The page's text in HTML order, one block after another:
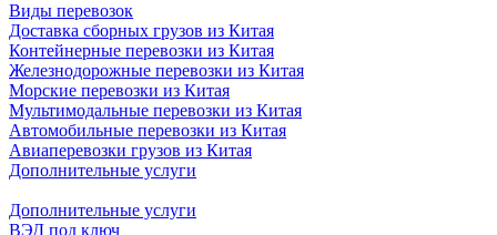
Виды перевозок
Доставка сборных грузов из Китая
Контейнерные перевозки из Китая
Железнодорожные перевозки из Китая
Морские перевозки из Китая
Мультимодальные перевозки из Китая
Автомобильные перевозки из Китая
Авиаперевозки грузов из Китая
Дополнительные услуги
Дополнительные услуги
ВЭД под ключ